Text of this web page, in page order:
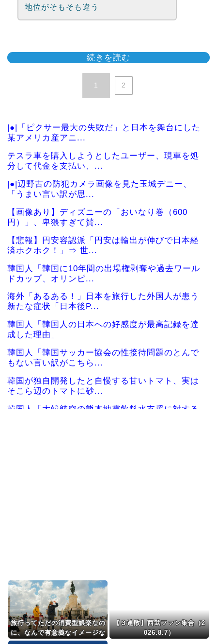
地位がそもそも違う
続きを読む
1 2
|●|「ピクサー最大の失敗だ」と日本を舞台にした
某アメリカ産アニ...
テスラ車を購入しようとしたユーザー、現車を処
分して代金を支払い、...
|●|辺野古の防犯カメラ画像を見た玉城デニー、
「うまい言い訳が思...
【画像あり】ディズニーの「おいなり巻（600
円）」、卑猥すぎて賛...
【悲報】円安容認派「円安は輸出が伸びで日本経
済ホクホク！」⇒ 世...
韓国人「韓国に10年間の出場権剥奪や過去ワール
ドカップ、オリンピ...
海外「あるある！」日本を旅行した外国人が患う
新たな症状「日本後P...
韓国人「韓国人の日本への好感度が最高記録を達
成した理由」
韓国人「韓国サッカー協会の性接待問題のとんで
もない言い訳がこちら...
韓国が独自開発したと自慢する甘いトマト、実は
そこら辺のトマトに砂...
韓国人「大韓航空の熊本地震飲料水支援に対する
Powered by livedoor 相互RSS
旅行ってただの消費型娯楽なの
に、なんで有意義なイメージな
んだろうな
【３連敗】西武ファン集合（2
026.8.7）